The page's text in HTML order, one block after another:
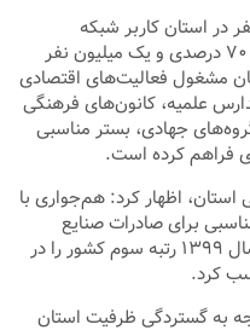
۱.۵ میلیون نفر در استان کاربر شبکه
اجتماعی هستند که اینستاگرام با سهم ۷۰ درصدی و یک میلیون نفر
مشغول فعالیت‌های اقتصادی
علمیه، کانون‌های فرهنگی
جهادی، بستر مناسبی
فراهم کرده است.
اظهار کرد: هم‌جواری با
برای صادرات صنایع
دستی ایجاد کرده است. کرمانشاه در سال ۱۳۹۹ رتبه سوم کشور را در
کرد.
به گستردگی ظرفیت استان